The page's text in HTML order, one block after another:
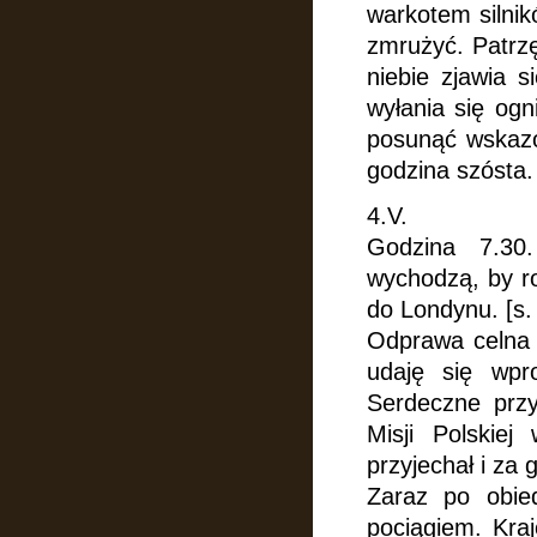
warkotem
zmrużyć.
niebie zjawia
wyłania się
posunąć
godzina
4.V.
Godzina
wychodzą, by
do Londynu.
Odprawa
udaję się
Serdeczne
Misji Polskiej
przyjechał i za
Zaraz po
pociągiem.